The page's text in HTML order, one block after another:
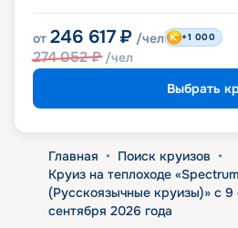
от 246 617 ₽ /чел
274 052₽ /чел
+1 000
Выбрать
Главная • Поиск круизов •
Круиз на теплоходе
(Русскоязычные круизы)» с 9
сентября 2026 года